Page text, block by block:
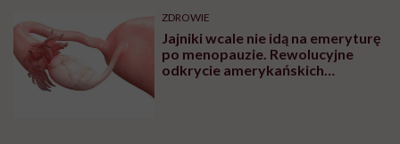
ZDROWIE
Jajniki wcale nie idą na emeryturę
po menopauzie. Rewolucyjne
odkrycie amerykańskich